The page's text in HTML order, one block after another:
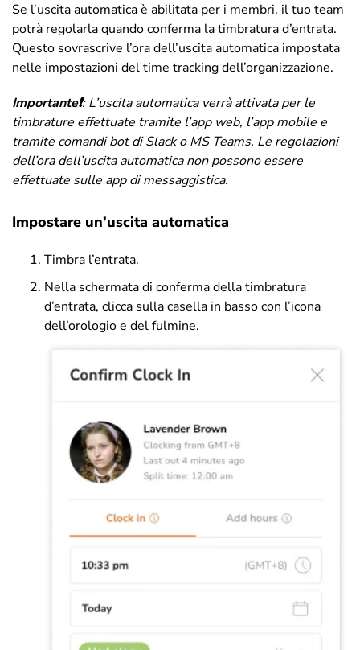
Se l’uscita automatica è abilitata per i membri, il tuo team
potrà regolarla quando conferma la timbratura d’entrata.
Questo sovrascrive l’ora dell’uscita automatica impostata
nelle impostazioni del time tracking dell’organizzazione.
Importante❗: L’uscita automatica verrà attivata per le
timbrature effettuate tramite l’app web, l’app mobile e
tramite comandi bot di Slack o MS Teams. Le regolazioni
dell’ora dell’uscita automatica non possono essere
effettuate sulle app di messaggistica.
Impostare un’uscita automatica
Timbra l’entrata.
Nella schermata di conferma della timbratura
d’entrata, clicca sulla casella in basso con l’icona
dell’orologio e del fulmine.